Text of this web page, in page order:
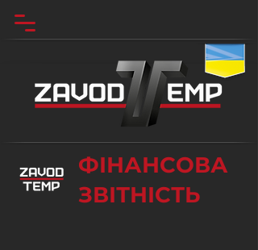
ФІНАНСОВА
ЗВІТНІСТЬ